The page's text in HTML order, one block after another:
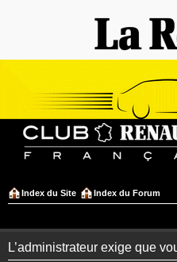
Index du Site Index du Forum
L’administrateur exige que